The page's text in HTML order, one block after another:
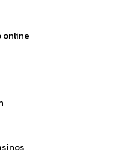
online